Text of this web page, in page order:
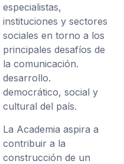
especialistas,
instituciones y sectores
sociales en torno a los
principales desafíos de
la comunicación.
desarrollo.
democrático, social y
cultural del país.
La Academia aspira a
contribuir a la
construcción de un